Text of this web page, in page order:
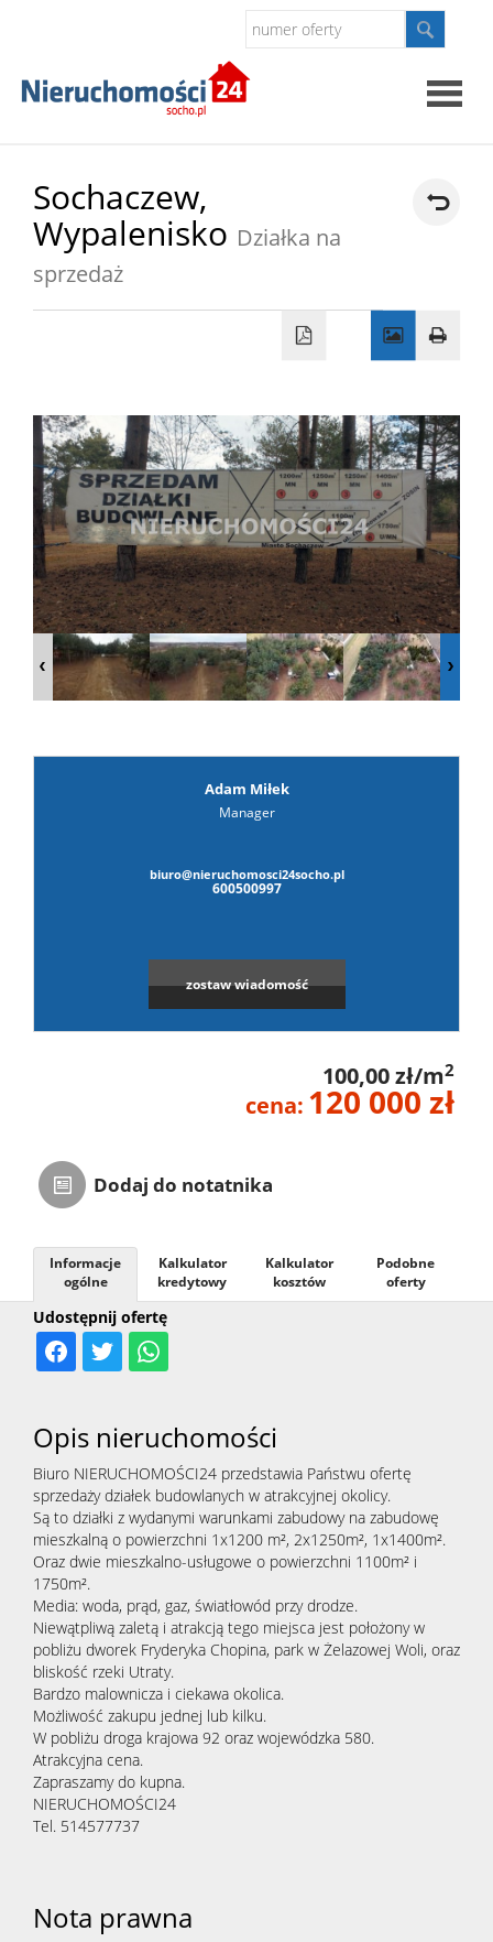
Sochaczew,
Wypalenisko Działka na
sprzedaż
Adam Miłek
Manager
biuro@nieruchomosci24socho.pl
600500997
zostaw wiadomość
100,00 zł/m2
cena: 120 000 zł
Dodaj do notatnika
Udostępnij ofertę
Informacje
ogólne
Kalkulator
kredytowy
Kalkulator
kosztów
Podobne
oferty
Opis nieruchomości
Biuro NIERUCHOMOŚCI24 przedstawia Państwu ofertę
sprzedaży działek budowlanych w atrakcyjnej okolicy.
Są to działki z wydanymi warunkami zabudowy na zabudowę
mieszkalną o powierzchni 1x1200 m², 2x1250m², 1x1400m².
Oraz dwie mieszkalno-usługowe o powierzchni 1100m² i
1750m².
Media: woda, prąd, gaz, światłowód przy drodze.
Niewątpliwą zaletą i atrakcją tego miejsca jest położony w
pobliżu dworek Fryderyka Chopina, park w Żelazowej Woli, oraz
bliskość rzeki Utraty.
Bardzo malownicza i ciekawa okolica.
Możliwość zakupu jednej lub kilku.
W pobliżu droga krajowa 92 oraz wojewódzka 580.
Atrakcyjna cena.
Zapraszamy do kupna.
NIERUCHOMOŚCI24
Tel. 514577737
Nota prawna